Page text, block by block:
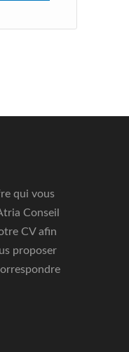
qui vous
Conseil
CV afin
proposer